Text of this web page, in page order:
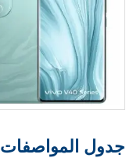
جدول المواصفات